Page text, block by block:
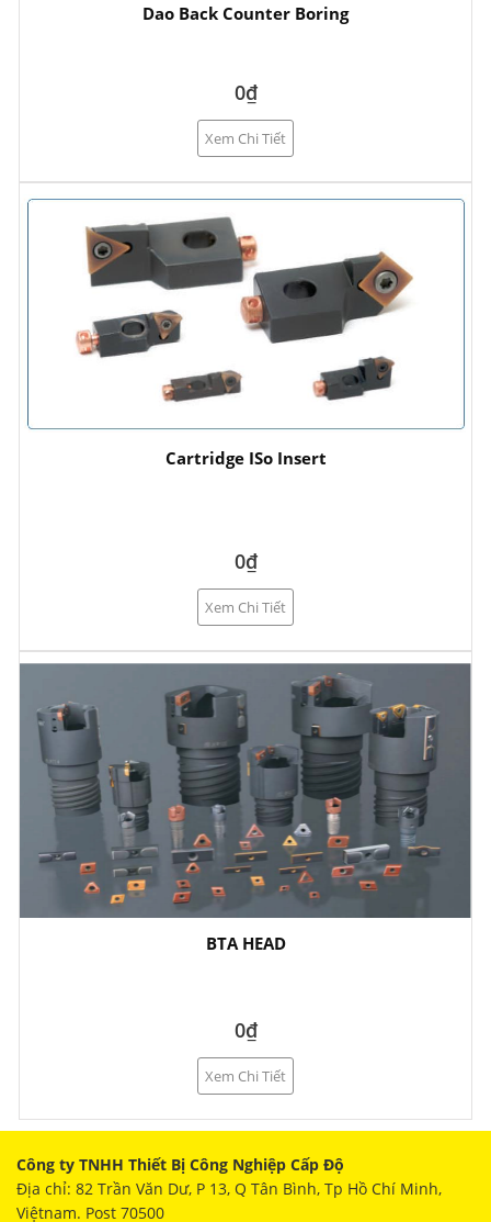
Dao Back Counter Boring
0₫
Xem Chi Tiết
Cartridge ISo Insert
0₫
Xem Chi Tiết
BTA HEAD
0₫
Xem Chi Tiết
Công ty TNHH Thiết Bị Công Nghiệp Cấp Độ
Địa chỉ: 82 Trần Văn Dư, P 13, Q Tân Bình, Tp Hồ Chí Minh,
Việtnam. Post 70500